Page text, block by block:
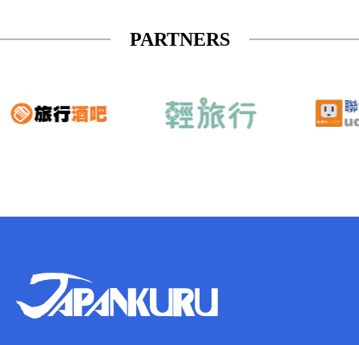
PARTNERS